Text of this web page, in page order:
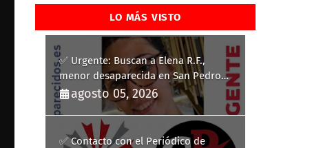
LO MÁS VISTO
✅ Urgente: Buscan a Elena R.F.,
menor desaparecida en San Pedro
del Pinatar
agosto 05, 2026
✅ Contacto con el Periódico de